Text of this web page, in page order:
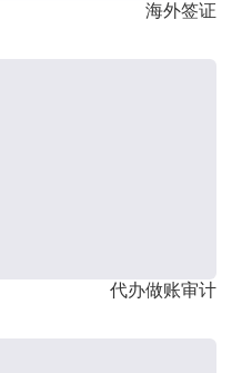
海外签证
代办做账审计